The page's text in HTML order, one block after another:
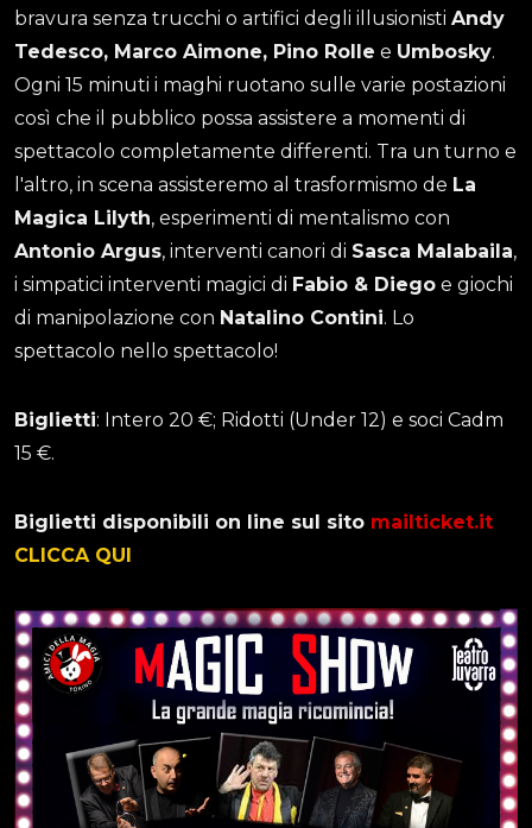
bravura senza trucchi o artifici degli illusionisti Andy
Tedesco, Marco Aimone, Pino Rolle e Umbosky.
Ogni 15 minuti i maghi ruotano sulle varie postazioni
così che il pubblico possa assistere a momenti di
spettacolo completamente differenti. Tra un turno e
l'altro, in scena assisteremo al trasformismo de La
Magica Lilyth, esperimenti di mentalismo con
Antonio Argus, interventi canori di Sasca Malabaila,
i simpatici interventi magici di Fabio & Diego e giochi
di manipolazione con Natalino Contini. Lo
spettacolo nello spettacolo!
Biglietti: Intero 20 €; Ridotti (Under 12) e soci Cadm
15 €.
Biglietti disponibili on line sul sito mailticket.it
CLICCA QUI